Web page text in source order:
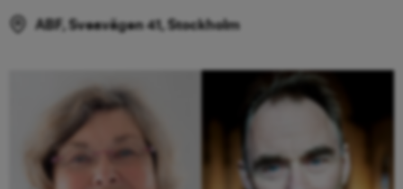
ABF, Sveavägen 41, Stockholm